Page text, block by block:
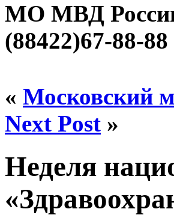
МО МВД России
(88422)67-88-88
« Московский
Next Post »
Неделя